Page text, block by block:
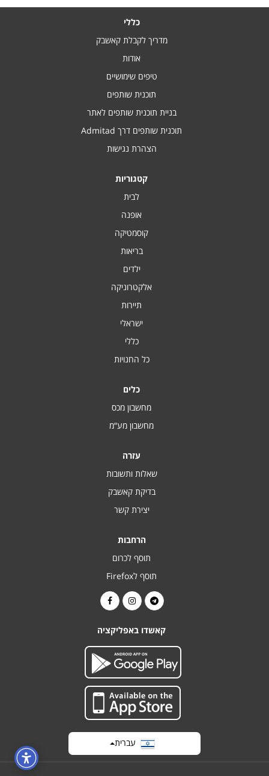
כללי
מדריך לקבלת קאשבק
אודות
טיפים שימושיים
תוכנית שותפים
בניית תוכנית שותפים לאתר
תוכנית שותפים דרך Admitad
הצהרת נגישות
קטגוריות
לבית
אופנה
קוסמטיקה
בריאות
ילדים
אלקטרוניקה
תיירות
ישראלי
כללי
כל החנויות
כלים
מחשבון מכס
מחשבון מע“מ
עזרה
שאלות ותשובות
בדיקת קאשבק
יצירת קשר
הרחבות
תוסף לכרום
תוסף לFirefox
קאשדו באפליקציה
עברית